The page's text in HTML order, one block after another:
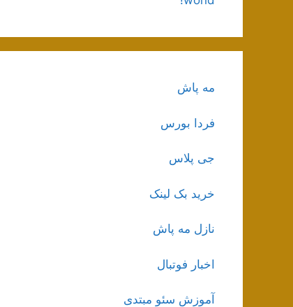
مه پاش
فردا بورس
جی پلاس
خرید بک لینک
نازل مه پاش
اخبار فوتبال
آموزش سئو مبتدی